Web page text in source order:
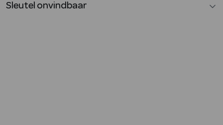
Sleutel onvindbaar